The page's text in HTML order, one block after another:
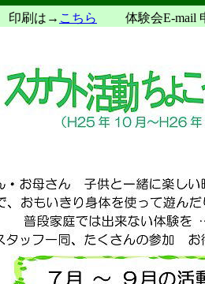
印刷は→ こちら 体験会E-mail